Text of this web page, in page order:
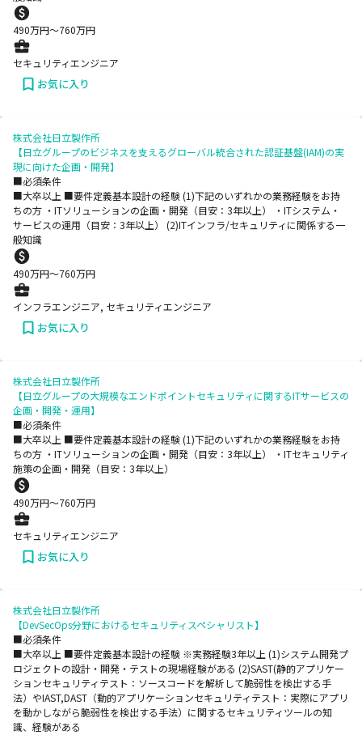
490万円〜760万円
セキュリティエンジニア
お気に入り
株式会社日立製作所
【日立グループのビジネスを支えるグローバル統合された認証基盤(IAM)の実
現に向けた企画・開発】
■必須条件
■大卒以上 ■要件定義基本設計の経験 (1)下記のいずれかの業務経験をお持
ちの方 ・ITソリューションの企画・開発（目安：3年以上） ・ITシステム・
サービスの運用（目安：3年以上） (2)ITインフラ/セキュリティに関係する一
般知識
490万円〜760万円
インフラエンジニア, セキュリティエンジニア
お気に入り
株式会社日立製作所
【日立グループの大規模なエンドポイントセキュリティに関するITサービスの
企画・開発・運用】
■必須条件
■大卒以上 ■要件定義基本設計の経験 (1)下記のいずれかの業務経験をお持
ちの方 ・ITソリューションの企画・開発（目安：3年以上） ・ITセキュリティ
施策の企画・開発（目安：3年以上）
490万円〜760万円
セキュリティエンジニア
お気に入り
株式会社日立製作所
【DevSecOps分野におけるセキュリティスペシャリスト】
■必須条件
■大卒以上 ■要件定義基本設計の経験 ※実務経験3年以上 (1)システム開発プ
ロジェクトの設計・開発・テストの現場経験がある (2)SAST(静的アプリケー
ションセキュリティテスト：ソースコードを解析して脆弱性を検出する手
法）やIAST,DAST（動的アプリケーションセキュリティテスト：実際にアプリ
を動かしながら脆弱性を検出する手法）に関するセキュリティツールの知
識、経験がある